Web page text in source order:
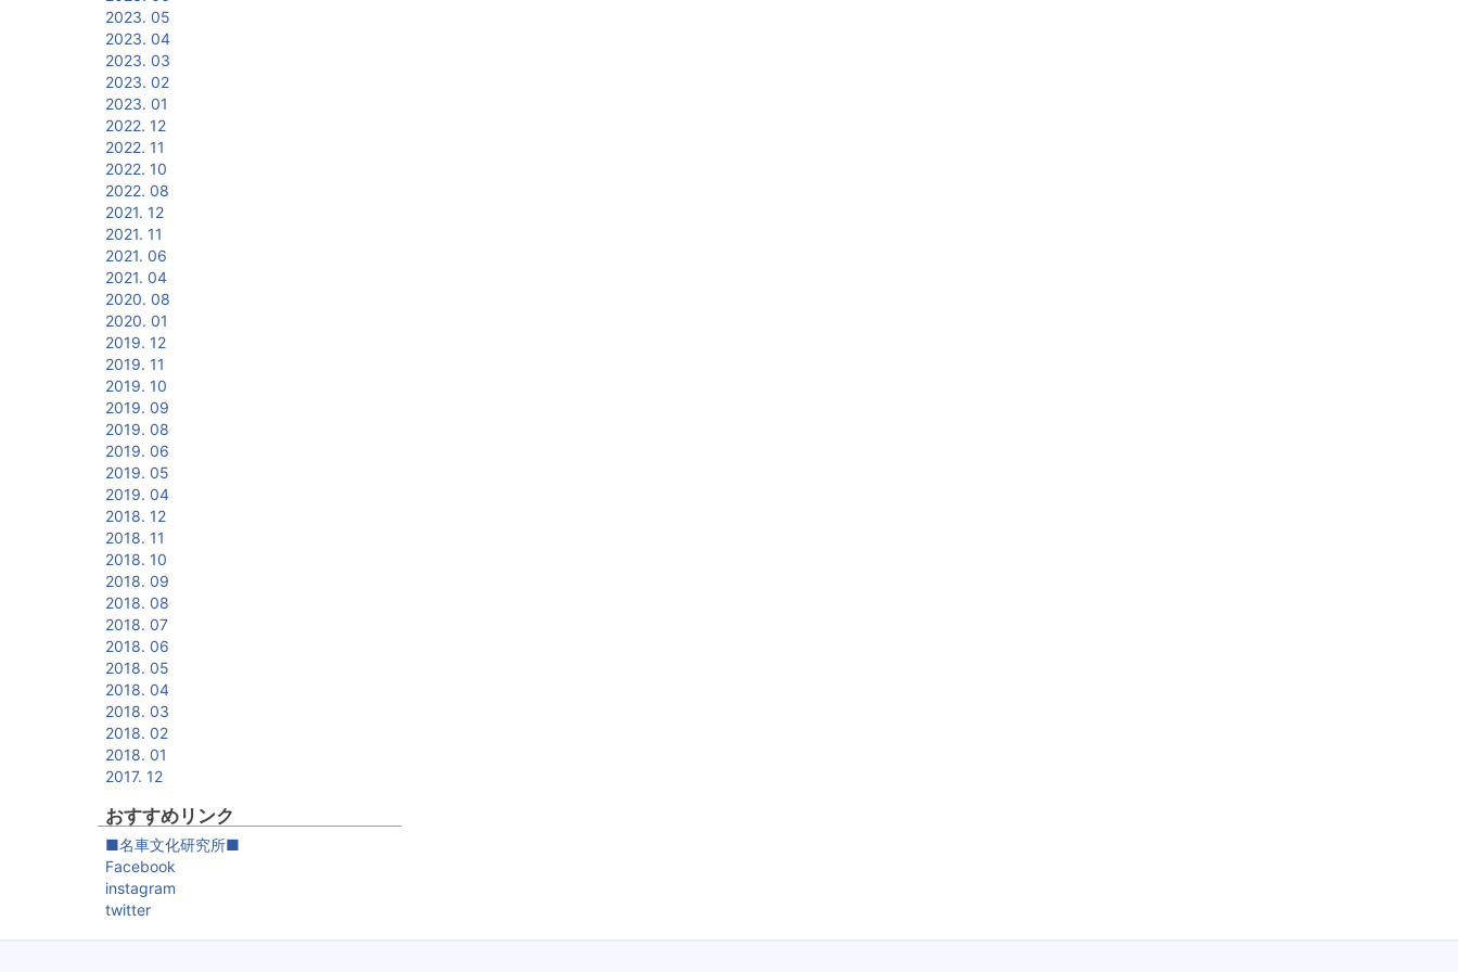
2023. 05
2023. 04
2023. 03
2023. 02
2023. 01
2022. 12
2022. 11
2022. 10
2022. 08
2021. 12
2021. 11
2021. 06
2021. 04
2020. 08
2020. 01
2019. 12
2019. 11
2019. 10
2019. 09
2019. 08
2019. 06
2019. 05
2019. 04
2018. 12
2018. 11
2018. 10
2018. 09
2018. 08
2018. 07
2018. 06
2018. 05
2018. 04
2018. 03
2018. 02
2018. 01
2017. 12
おすすめリンク
■名車文化研究所■
Facebook
instagram
twitter